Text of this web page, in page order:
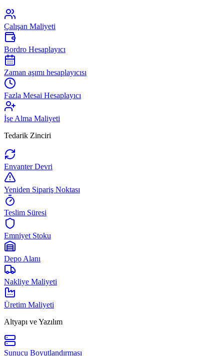
Çalışan Maliyeti
Bordro Hesaplayıcı
Zaman aşımı hesaplayıcısı
Fazla Mesai Hesaplayıcı
İşe Alma Maliyeti
Tedarik Zinciri
Envanter Devri
Yeniden Sipariş Noktası
Teslim Süresi
Emniyet Stoku
Depo Alanı
Nakliye Maliyeti
Üretim Maliyeti
Altyapı ve Yazılım
Sunucu Boyutlandırması